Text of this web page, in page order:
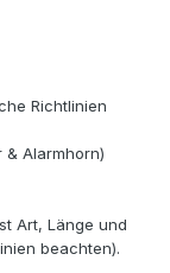
Richtlinien
& Alarmhorn)
Art, Länge und
beachten).